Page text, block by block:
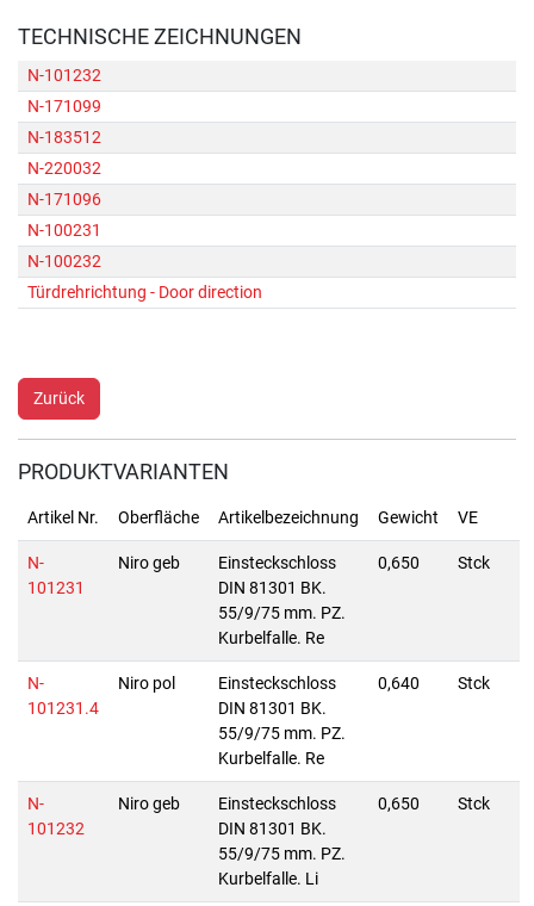
TECHNISCHE ZEICHNUNGEN
N-101232
N-171099
N-183512
N-220032
N-171096
N-100231
N-100232
Türdrehrichtung - Door direction
Zurück
PRODUKTVARIANTEN
Artikel Nr. Oberfläche Artikelbezeichnung Gewicht VE
N-
101231
Niro geb
Einsteckschloss
DIN 81301 BK.
55/9/75 mm. PZ.
Kurbelfalle. Re
0,650 Stck
N-
101231.4
Niro pol
Einsteckschloss
DIN 81301 BK.
55/9/75 mm. PZ.
Kurbelfalle. Re
0,640 Stck
N-
101232
Niro geb
Einsteckschloss
DIN 81301 BK.
55/9/75 mm. PZ.
Kurbelfalle. Li
0,650 Stck